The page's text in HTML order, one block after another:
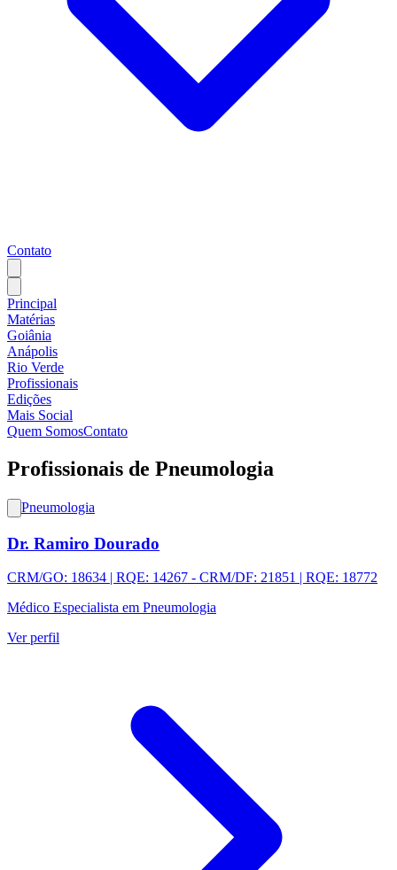
Contato
Principal
Matérias
Goiânia
Anápolis
Rio Verde
Profissionais
Edições
Mais Social
Quem SomosContato
Profissionais de Pneumologia
Pneumologia
Dr. Ramiro Dourado
CRM/GO: 18634 | RQE: 14267 - CRM/DF: 21851 | RQE: 18772
Médico Especialista em Pneumologia
Ver perfil